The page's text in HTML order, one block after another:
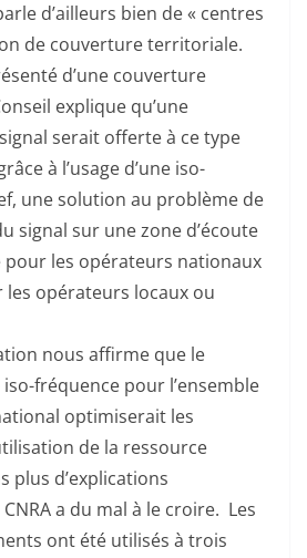
d’ailleurs bien de « centres
de couverture territoriale.
d’une couverture
explique qu’une
serait offerte à ce type
à l’usage d’une iso-
une solution au problème de
signal sur une zone d’écoute
les opérateurs nationaux
les opérateurs locaux ou
nous affirme que le
fréquence pour l’ensemble
optimiserait les
de la ressource
plus d’explications
a du mal à le croire. Les
ont été utilisés à trois